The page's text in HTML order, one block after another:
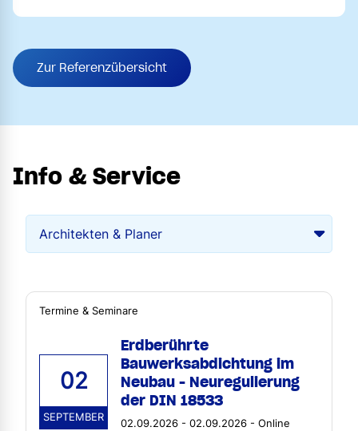
Zur Referenzübersicht
Info & Service
Termine & Seminare
02
SEPTEMBER
Erdberührte
Bauwerksabdichtung im
Neubau - Neuregulierung
der DIN 18533
02.09.2026 - 02.09.2026 - Online